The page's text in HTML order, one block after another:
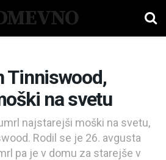
Tinniswood,
na svetu
najstarejši moški na svetu,
Rodil se je 26. avgusta
pa je v domu za starejše v